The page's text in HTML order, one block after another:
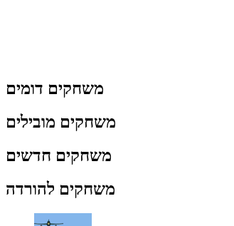
משחקים דומים
משחקים מובילים
משחקים חדשים
משחקים להורדה